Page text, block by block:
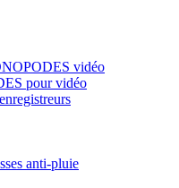
vidéo
pour vidéo
anti-pluie